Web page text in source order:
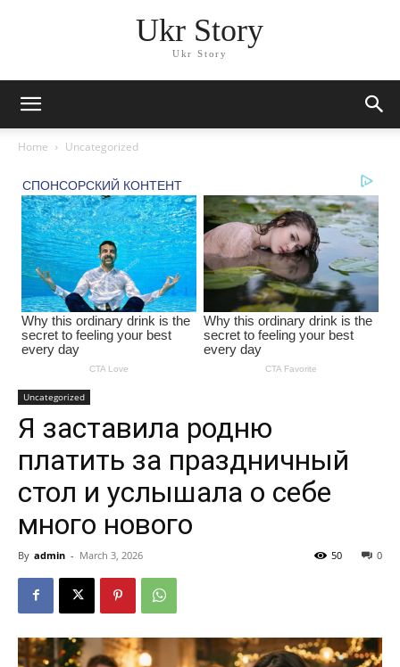
Ukr Story
Ukr Story
Home Uncategorized
Uncategorized
Я заставила родню
платить за праздничный
стол и услышала о себе
много нового
By admin - March 3, 2026 0
50